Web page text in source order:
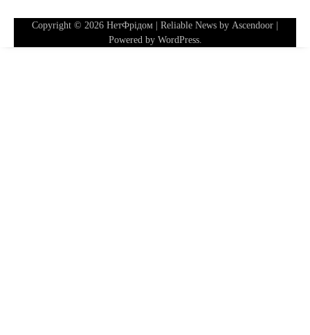
Copyright © 2026 НетФрідом | Reliable News by Ascendoor
Powered by WordPress.